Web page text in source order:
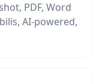
PDF, Word
AI-powered,